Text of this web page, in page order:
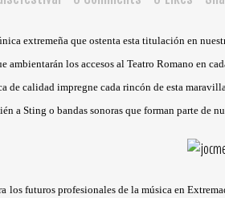
extremeña que ostenta esta titulación en
los accesos al Teatro Romano en
de calidad impregne cada rincón de esta
a Sting o bandas sonoras que forman parte de
los futuros profesionales de la música en